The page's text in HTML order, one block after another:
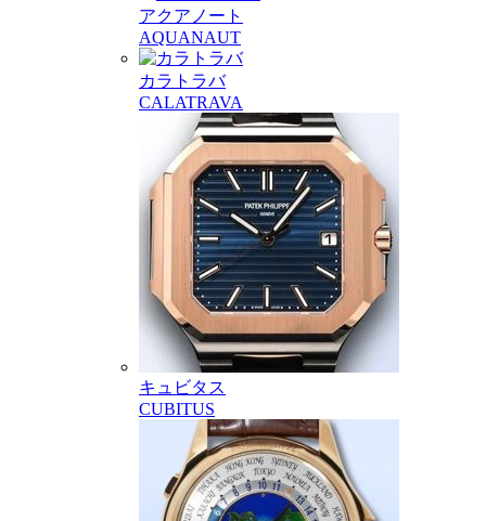
アクアノート
AQUANAUT
カラトラバ
CALATRAVA
キュビタス
CUBITUS